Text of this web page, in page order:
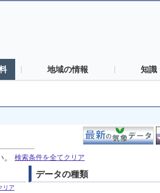
地域の情報 知識
検索条件を全てクリア
リア
データの種類